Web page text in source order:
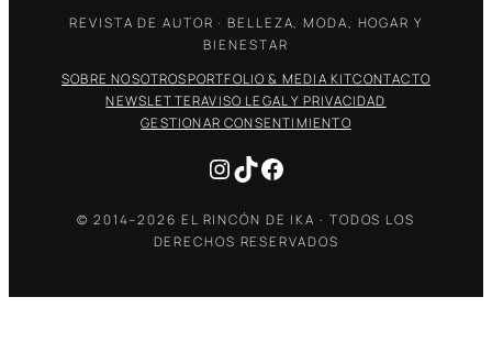
REVISTA DE AUTOR · BELLEZA, MODA, HOGAR Y
BIENESTAR
SOBRE NOSOTROSPORTFOLIO & MEDIA KITCONTACTO
NEWSLETTERAVISO LEGAL Y PRIVACIDAD
GESTIONAR CONSENTIMIENTO
Instagram
TikTokFacebook
© 2014–2026 EL RINCÓN DE IKA · TODOS LOS
DERECHOS RESERVADOS